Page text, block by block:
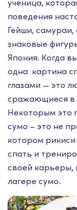
ученица,
поведения
Гейши,
знаковые
Япония. Когда
одна картина
глазами — это
сражающиеся в
Некоторым это
сумо – это не
котором
спать и
своей карьеры,
лагере сумо.